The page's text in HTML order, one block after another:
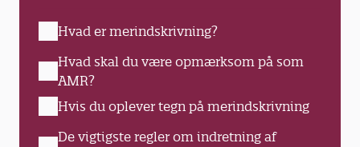
Hvad er merindskrivning?
Hvad skal du være opmærksom på som
AMR?
Hvis du oplever tegn på merindskrivning
De vigtigste regler om indretning af